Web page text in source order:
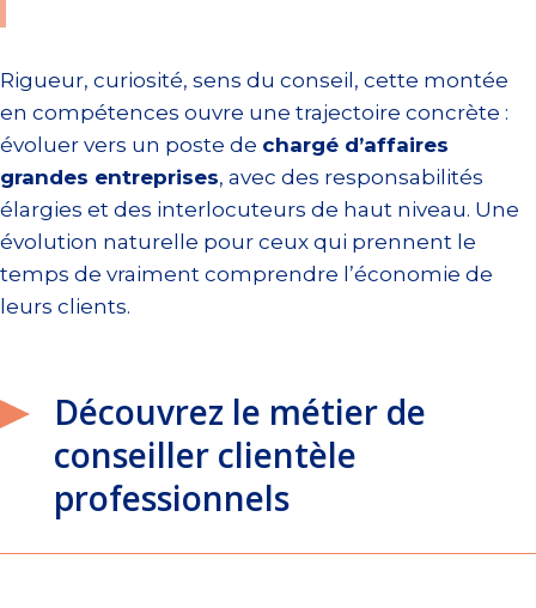
Rigueur, curiosité, sens du conseil, cette montée
en compétences ouvre une trajectoire concrète :
évoluer vers un poste de chargé d’affaires
grandes entreprises, avec des responsabilités
élargies et des interlocuteurs de haut niveau. Une
évolution naturelle pour ceux qui prennent le
temps de vraiment comprendre l’économie de
leurs clients.
Découvrez le métier de
conseiller clientèle
professionnels